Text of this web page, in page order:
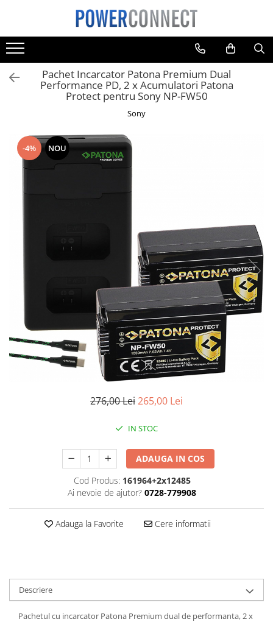
Toate Produsele
Sisteme filtrare apa
Sisteme filtrare apa
Aparate foto
Camere video
Telefoane mobile
Aspiratoare
Boxe portabile
POS/Scanere coduri de bare
Scule electrice
Smartwatch
Scule electrice
Telefoane mobile
Produse de bucatarie kjøk
Pachete Promo
Incarcatoare & acumulatori
Bec LED
Pachet Incarcator Patona Premium Dual
Performance PD, 2 x Acumulatori Patona
Protect pentru Sony NP-FW50
Sony
-4% NOU
276,00 Lei265,00 Lei
IN STOC
ADAUGA IN COS
Cod Produs: 161964+2x12485
Ai nevoie de ajutor? 0728-779908
Adauga la Favorite Cere informatii
Descriere
Pachetul cu incarcator Patona Premium dual de performanta, 2 x